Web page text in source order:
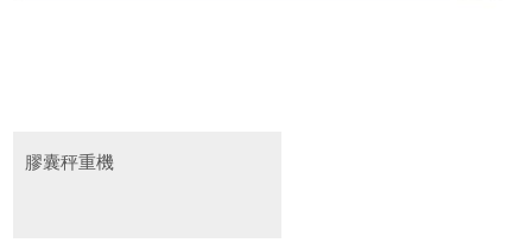
膠囊秤重機